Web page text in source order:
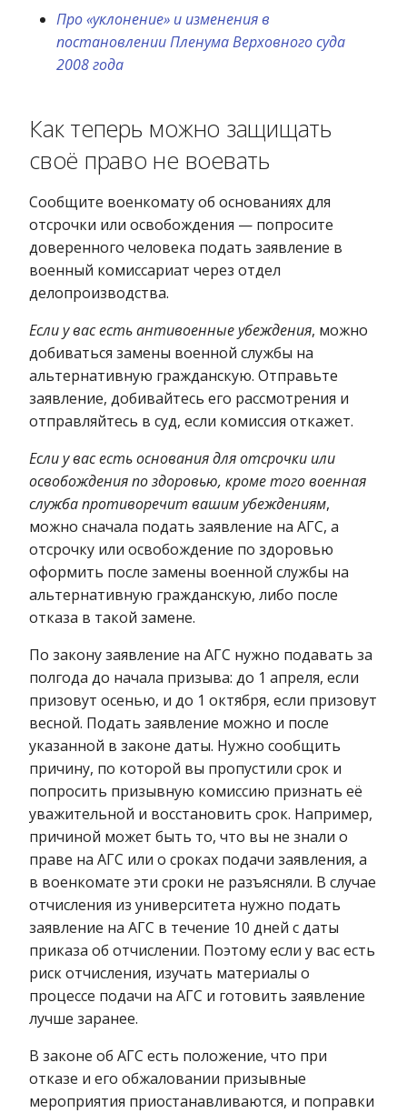
Про «уклонение» и изменения в
постановлении Пленума Верховного суда
2008 года
Как теперь можно защищать
своё право не воевать
Сообщите военкомату об основаниях для
отсрочки или освобождения — попросите
доверенного человека подать заявление в
военный комиссариат через отдел
делопроизводства.
Если у вас есть антивоенные убеждения, можно
добиваться замены военной службы на
альтернативную гражданскую. Отправьте
заявление, добивайтесь его рассмотрения и
отправляйтесь в суд, если комиссия откажет.
Если у вас есть основания для отсрочки или
освобождения по здоровью, кроме того военная
служба противоречит вашим убеждениям,
можно сначала подать заявление на АГС, а
отсрочку или освобождение по здоровью
оформить после замены военной службы на
альтернативную гражданскую, либо после
отказа в такой замене.
По закону заявление на АГС нужно подавать за
полгода до начала призыва: до 1 апреля, если
призовут осенью, и до 1 октября, если призовут
весной. Подать заявление можно и после
указанной в законе даты. Нужно сообщить
причину, по которой вы пропустили срок и
попросить призывную комиссию признать её
уважительной и восстановить срок. Например,
причиной может быть то, что вы не знали о
праве на АГС или о сроках подачи заявления, а
в военкомате эти сроки не разъясняли. В случае
отчисления из университета нужно подать
заявление на АГС в течение 10 дней с даты
приказа об отчислении. Поэтому если у вас есть
риск отчисления, изучать материалы о
процессе подачи на АГС и готовить заявление
лучше заранее.
В законе об АГС есть положение, что при
отказе и его обжаловании призывные
мероприятия приостанавливаются, и поправки